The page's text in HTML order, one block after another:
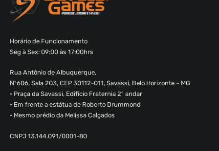
Horário de Funcionamento
Seg à Sex: 09:00 às 17:00hrs
Rua Antônio de Albuquerque,
Nº606, Sala 203, CEP 30112-011, Savassi, Belo Horizonte – MG
• Praça da Savassi, Edifício Fraternia 2º andar
• Em frente a estátua de Roberto Drummond
• Mesmo prédio da Melissa Calçados
CNPJ 13.144.091/0001-80